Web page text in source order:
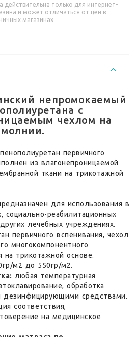
действительна только для интернет-
и может отличаться от цен в
магазинах
непромокаемый
с
чехлом на
молнии.
первичного
из влагонепроницаемой
ткани на трикотажной
для использования в
социально-реабилитационных
лечебных учреждениях.
первичного вспенивания, чехол
многокомпонентного
на трикотажной основе.
м2 до 550гр/м2.
любая температурная
обработка
дезинфицирующими средствами.
соответствия,
на медицинское